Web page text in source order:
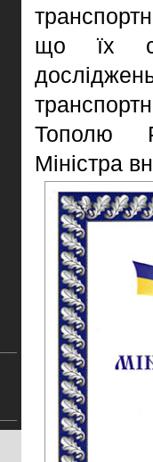
що їх
Тополю
Міністра